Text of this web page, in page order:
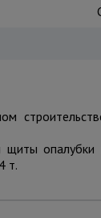
т.